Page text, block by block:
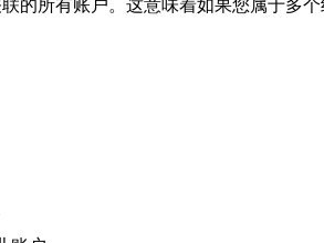
的所有账户。这意味着如果您属于多